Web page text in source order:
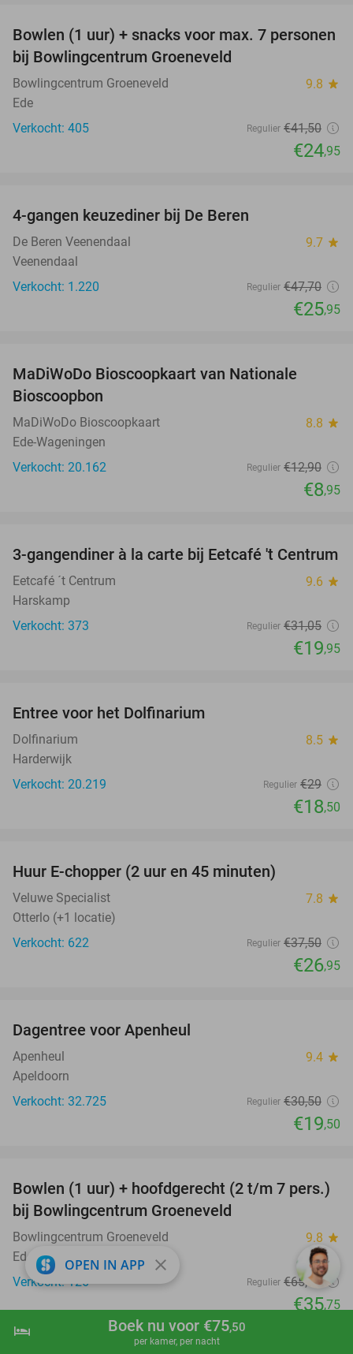
shopping_cart Boek nu
hotel Boek nu voor €75,50
per kamer, per nacht
40%
Bowlen (1 uur) + snacks voor max. 7 personen
bij Bowlingcentrum Groeneveld
Bowlingcentrum Groeneveld 9.8 star
Ede
Verkocht: 405
Regulier €41,50
€24,95
4-gangen keuzediner bij De Beren
De Beren Veenendaal 9.7 star
Veenendaal
Verkocht: 1.220
Regulier €47,70
€25,95
MaDiWoDo Bioscoopkaart van Nationale
Bioscoopbon
MaDiWoDo Bioscoopkaart 8.8 star
Ede-Wageningen
Verkocht: 20.162
Regulier €12,90
€8,95
36%
3-gangendiner à la carte bij Eetcafé 't Centrum
Eetcafé ´t Centrum 9.6 star
Harskamp
Verkocht: 373
Regulier €31,05
€19,95
Entree voor het Dolfinarium
Dolfinarium 8.5 star
Harderwijk
Verkocht: 20.219
Regulier €29
€18,50
Huur E-chopper (2 uur en 45 minuten)
Veluwe Specialist 7.8 star
Otterlo (+1 locatie)
Verkocht: 622
Regulier €37,50
€26,95
Dagentree voor Apenheul
Apenheul 9.4 star
Apeldoorn
Verkocht: 32.725
Regulier €30,50
€19,50
45%
Bowlen (1 uur) + hoofdgerecht (2 t/m 7 pers.)
bij Bowlingcentrum Groeneveld
Bowlingcentrum Groeneveld 9.8 star
Ede
Verkocht: 126
Regulier €65,15
€35,75
OPEN IN APP close